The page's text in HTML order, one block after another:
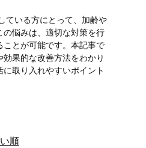
ている方にとって、加齢や
悩みは、適切な対策を行
ことが可能です。本記事で
果的な改善方法をわかり
取り入れやすいポイント